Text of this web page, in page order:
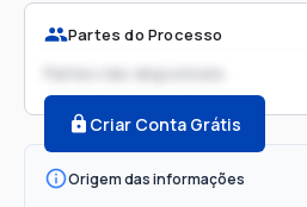
Partes do Processo
Partes não disponíveis
Criar Conta Grátis
Origem das informações